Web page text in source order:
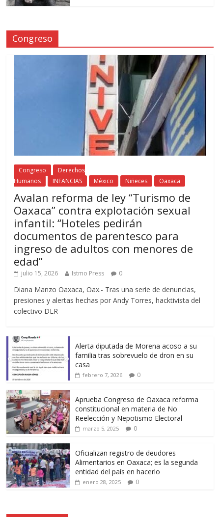
Congreso
Congreso
Derechos
Humanos
INFANCIAS México Niñeces Oaxaca
Avalan reforma de ley “Turismo de
Oaxaca” contra explotación sexual
infantil: “Hoteles pedirán
documentos de parentesco para
ingreso de adultos con menores de
edad”
julio 15, 2026 Istmo Press 0
Diana Manzo Oaxaca, Oax.- Tras una serie de denuncias,
presiones y alertas hechas por Andy Torres, hacktivista del
colectivo DLR
Alerta diputada de Morena acoso a su
familia tras sobrevuelo de dron en su
casa
febrero 7, 2026 0
Aprueba Congreso de Oaxaca reforma
constitucional en materia de No
Reelección y Nepotismo Electoral
marzo 5, 2025 0
Oficializan registro de deudores
Alimentarios en Oaxaca; es la segunda
entidad del país en hacerlo
enero 28, 2025 0